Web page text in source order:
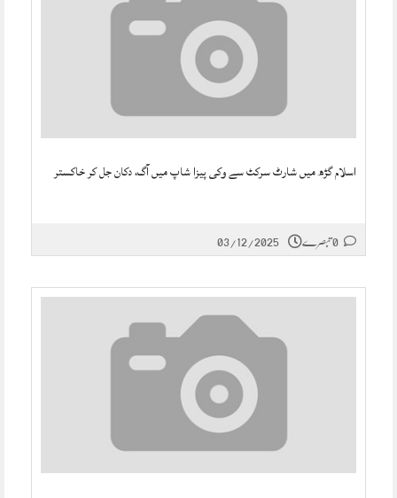
اسلام گڑھ میں شارٹ سرکٹ سے وکی پیزا شاپ میں آگ، دکان جل کر خاکستر
03/12/2025